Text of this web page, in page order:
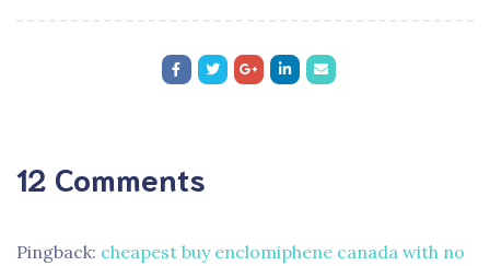
12 Comments
Pingback: cheapest buy enclomiphene canada with no